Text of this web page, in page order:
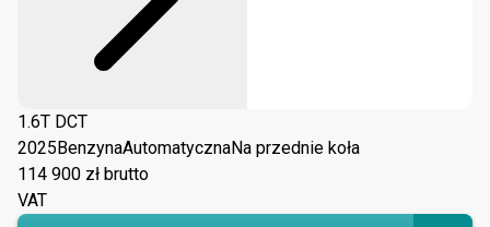
1.6T DCT
2025 BenzynaAutomatycznaNa przednie koła
114 900 zł brutto
VAT